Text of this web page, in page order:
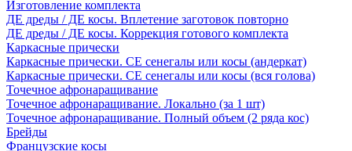
Изготовление комплекта
ДЕ дреды / ДЕ косы. Вплетение заготовок повторно
ДЕ дреды / ДЕ косы. Коррекция готового комплекта
Каркасные прически
Каркасные прически. СЕ сенегалы или косы (андеркат)
Каркасные прически. СЕ сенегалы или косы (вся голова)
Точечное афронаращивание
Точечное афронаращивание. Локально (за 1 шт)
Точечное афронаращивание. Полный объем (2 ряда кос)
Брейды
Французские косы